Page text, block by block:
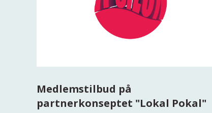
Medlemstilbud på
partnerkonseptet "Lokal Pokal"